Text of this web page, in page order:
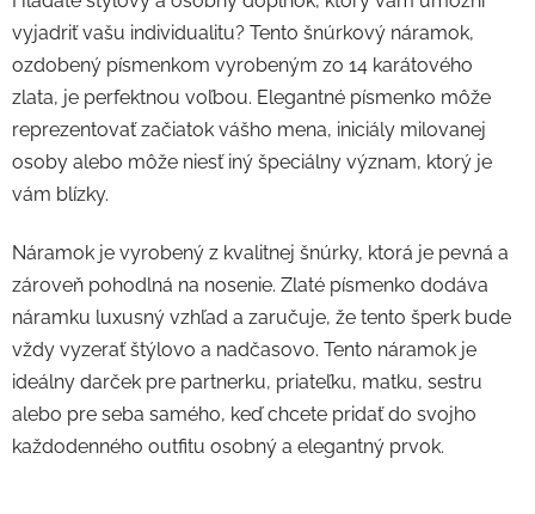
vyjadriť vašu individualitu? Tento šnúrkový náramok,
ozdobený písmenkom vyrobeným zo 14 karátového
zlata, je perfektnou voľbou. Elegantné písmenko môže
reprezentovať začiatok vášho mena, iniciály milovanej
osoby alebo môže niesť iný špeciálny význam, ktorý je
vám blízky.
Náramok je vyrobený z kvalitnej šnúrky, ktorá je pevná a
zároveň pohodlná na nosenie. Zlaté písmenko dodáva
náramku luxusný vzhľad a zaručuje, že tento šperk bude
vždy vyzerať štýlovo a nadčasovo. Tento náramok je
ideálny darček pre partnerku, priateľku, matku, sestru
alebo pre seba samého, keď chcete pridať do svojho
každodenného outfitu osobný a elegantný prvok.